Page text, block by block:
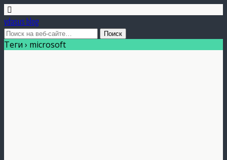
vdasus blog
Теги › microsoft